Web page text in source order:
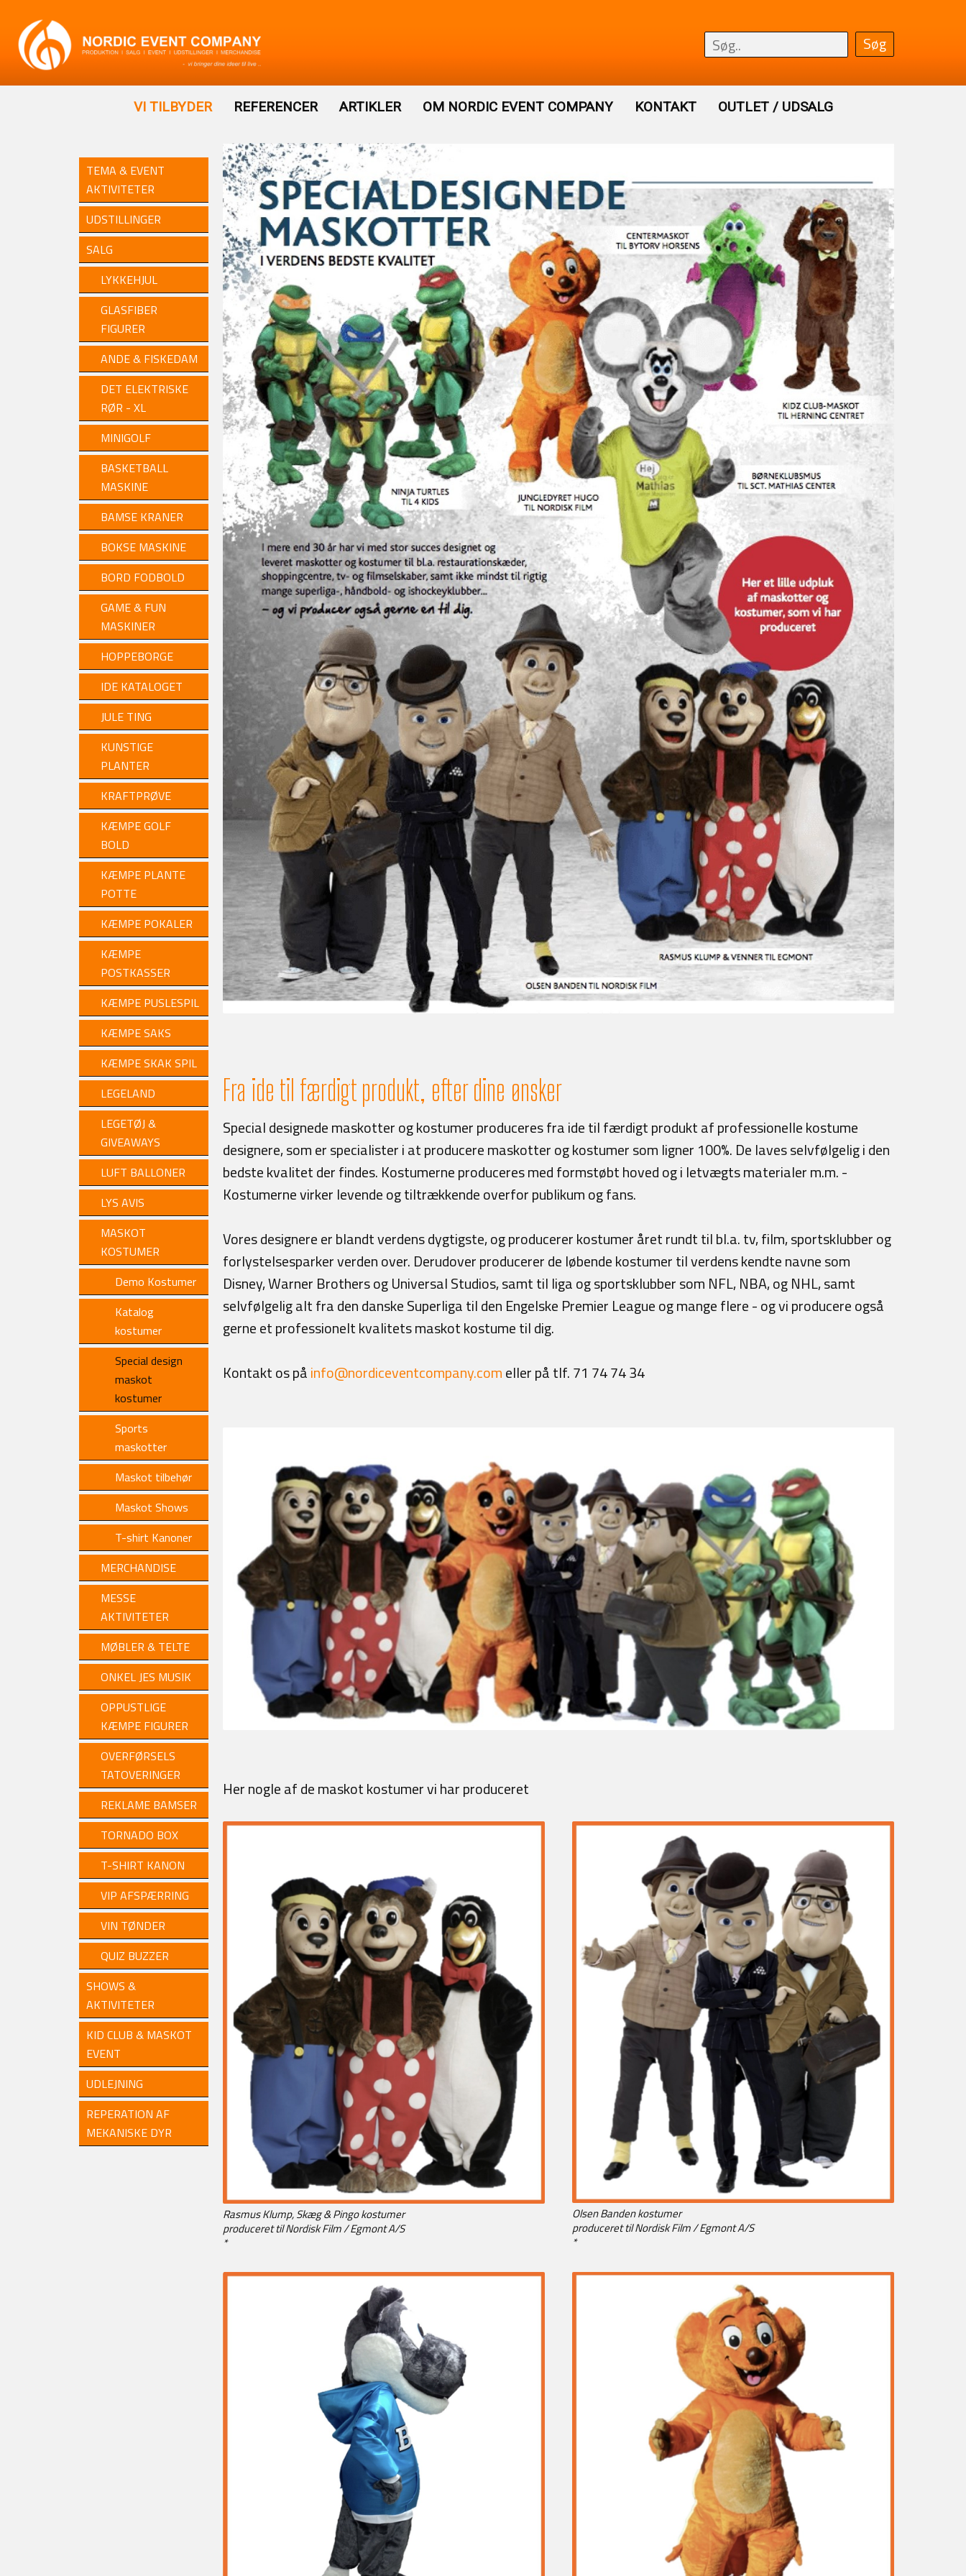
VI TILBYDER REFERENCER ARTIKLER OM NORDIC EVENT COMPANY KONTAKT OUTLET / UDSALG
TEMA & EVENT
AKTIVITETER
UDSTILLINGER
SALG
LYKKEHJUL
GLASFIBER
FIGURER
ANDE & FISKEDAM
DET ELEKTRISKE
RØR - XL
MINIGOLF
BASKETBALL
MASKINE
BAMSE KRANER
BOKSE MASKINE
BORD FODBOLD
GAME & FUN
MASKINER
HOPPEBORGE
IDE KATALOGET
JULE TING
KUNSTIGE
PLANTER
KRAFTPRØVE
KÆMPE GOLF
BOLD
KÆMPE PLANTE
POTTE
KÆMPE POKALER
KÆMPE
POSTKASSER
KÆMPE PUSLESPIL
KÆMPE SAKS
KÆMPE SKAK SPIL
LEGELAND
LEGETØJ &
GIVEAWAYS
LUFT BALLONER
LYS AVIS
MASKOT
KOSTUMER
Demo Kostumer
Katalog
kostumer
Special design
maskot
kostumer
Sports
maskotter
Maskot tilbehør
Maskot Shows
T-shirt Kanoner
MERCHANDISE
MESSE
AKTIVITETER
MØBLER & TELTE
ONKEL JES MUSIK
OPPUSTLIGE
KÆMPE FIGURER
OVERFØRSELS
TATOVERINGER
REKLAME BAMSER
TORNADO BOX
T-SHIRT KANON
VIP AFSPÆRRING
VIN TØNDER
QUIZ BUZZER
SHOWS &
AKTIVITETER
KID CLUB & MASKOT
EVENT
UDLEJNING
REPERATION AF
MEKANISKE DYR
Fra ide til færdigt produkt, efter dine ønsker
Special designede maskotter og kostumer produceres fra ide til færdigt produkt af professionelle kostume
designere, som er specialister i at producere maskotter og kostumer som ligner 100%. De laves selvfølgelig i den
bedste kvalitet der findes. Kostumerne produceres med formstøbt hoved og i letvægts materialer m.m. -
Kostumerne virker levende og tiltrækkende overfor publikum og fans.
Vores designere er blandt verdens dygtigste, og producerer kostumer året rundt til bl.a. tv, film, sportsklubber og
forlystelsesparker verden over. Derudover producerer de løbende kostumer til verdens kendte navne som
Disney, Warner Brothers og Universal Studios, samt til liga og sportsklubber som NFL, NBA, og NHL, samt
selvfølgelig alt fra den danske Superliga til den Engelske Premier League og mange flere - og vi producere også
gerne et professionelt kvalitets maskot kostume til dig.
Kontakt os påinfo@nordiceventcompany.comeller på tlf. 71 74 74 34
Her nogle af de maskot kostumer vi har produceret
Rasmus Klump, Skæg & Pingo kostumer
produceret til Nordisk Film / Egmont A/S
*
Olsen Banden kostumer
produceret til Nordisk Film / Egmont A/S
*